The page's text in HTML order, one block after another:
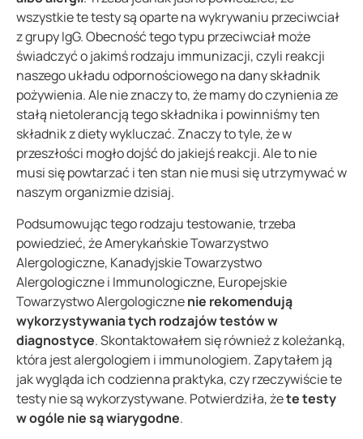
wszystkie te testy są oparte na wykrywaniu przeciwciał
z grupy IgG. Obecność tego typu przeciwciał może
świadczyć o jakimś rodzaju immunizacji, czyli reakcji
naszego układu odpornościowego na dany składnik
pożywienia. Ale nie znaczy to, że mamy do czynienia ze
stałą nietolerancją tego składnika i powinniśmy ten
składnik z diety wykluczać. Znaczy to tyle, że w
przeszłości mogło dojść do jakiejś reakcji. Ale to nie
musi się powtarzać i ten stan nie musi się utrzymywać w
naszym organizmie dzisiaj.
Podsumowując tego rodzaju testowanie, trzeba
powiedzieć, że Amerykańskie Towarzystwo
Alergologiczne, Kanadyjskie Towarzystwo
Alergologiczne i Immunologiczne, Europejskie
Towarzystwo Alergologicznenie rekomendują
wykorzystywania tych rodzajów testów w
diagnostyce. Skontaktowałem się również z koleżanką,
która jest alergologiem i immunologiem. Zapytałem ją
jak wygląda ich codzienna praktyka, czy rzeczywiście te
testy nie są wykorzystywane. Potwierdziła, żete testy
w ogóle nie są wiarygodne.